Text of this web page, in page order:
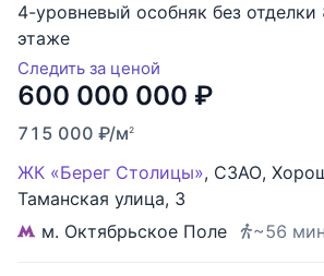
4-уровневый особняк без отделки
этаже
Следить за ценой
600 000 000 ₽
715 000 ₽/м2
ЖК «Берег Столицы», СЗАО,
Таманская улица, 3
м. Октябрьское Поле
~56